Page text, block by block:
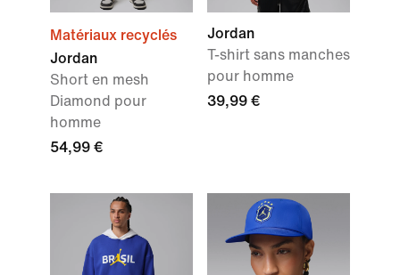
Matériaux recyclés
Jordan
Short en mesh
Diamond pour
homme
54,99 €
Jordan
T-shirt sans manches
pour homme
39,99 €